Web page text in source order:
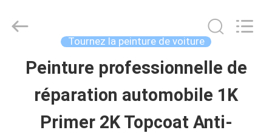
APERÇU
PRODUITS
Meklon
Tournez la peinture de voiture
Peinture professionnelle de
réparation automobile 1K
Primer 2K Topcoat Anti-